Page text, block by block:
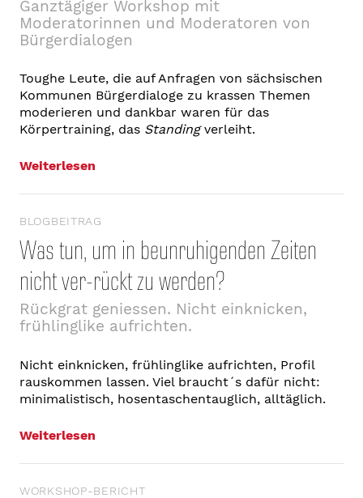
Ganztägiger Workshop mit
Moderatorinnen und Moderatoren von
Bürgerdialogen
Toughe Leute, die auf Anfragen von sächsischen
Kommunen Bürgerdialoge zu krassen Themen
moderieren und dankbar waren für das
Körpertraining, das Standingverleiht.
Weiterlesen
BLOGBEITRAG
Was tun, um in beunruhigenden Zeiten
nicht ver-rückt zu werden?
Rückgrat geniessen. Nicht einknicken,
frühlinglike aufrichten.
Nicht einknicken, frühlinglike aufrichten, Profil
rauskommen lassen. Viel braucht´s dafür nicht:
minimalistisch, hosentaschentauglich, alltäglich.
Weiterlesen
WORKSHOP-BERICHT